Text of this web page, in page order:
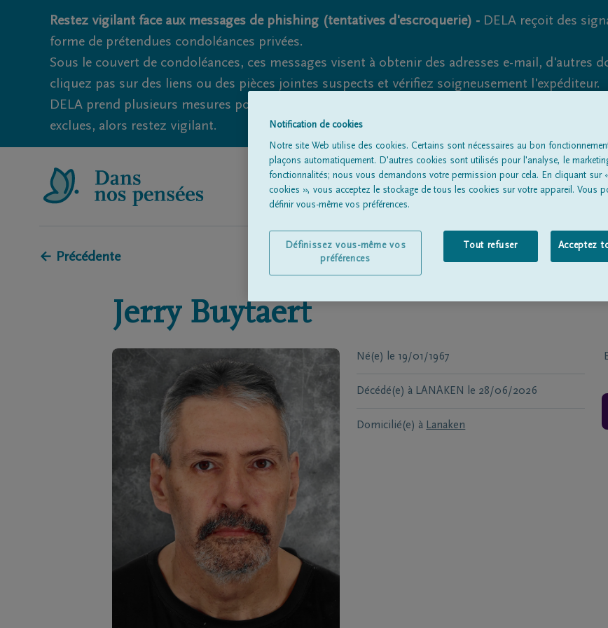
Restez vigilant face aux messages de phishing (tentatives d'escroquerie) - DELA reçoit des
forme de prétendues condoléances privées.
Sous le couvert de condoléances, ces messages visent à obtenir des adresses e-mail, d'autres
cliquez pas sur des liens ou des pièces jointes suspects et vérifiez soigneusement l'expéditeur.
DELA prend plusieurs mesures pour éviter cela. Cependant, les tentatives d'hameçonnage et
exclues, alors restez vigilant.
Tous les avis de décèsÀ propos de nous
← Précédente
Jerry Buytaert
Né(e) le 19/01/1967
Décédé(e) à LANAKEN le 28/06/2026
Domicilié(e) à Lanaken
Notification de cookies
Notre site Web utilise des cookies. Certains sont nécessaires au bon
plaçons automatiquement. D'autres cookies sont utilisés pour l'analyse, le
fonctionnalités; nous vous demandons votre permission pour cela. En cliquant sur
cookies », vous acceptez le stockage de tous les cookies sur votre appareil. Vous
définir vous-même vos préférences.
Tout refuser Acceptez
Définissez vous-même vos
préférences